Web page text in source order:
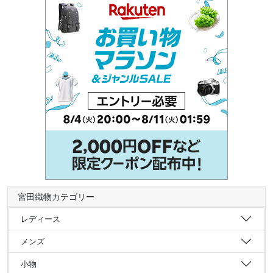
宮田織物カテゴリー
レディース
メンズ
小物